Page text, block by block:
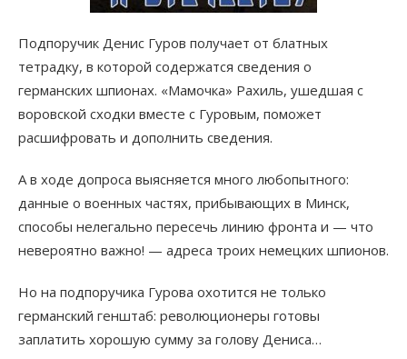
Подпоручик Денис Гуров получает от блатных
тетрадку, в которой содержатся сведения о
германских шпионах. «Мамочка» Рахиль, ушедшая с
воровской сходки вместе с Гуровым, поможет
расшифровать и дополнить сведения.
А в ходе допроса выясняется много любопытного:
данные о военных частях, прибывающих в Минск,
способы нелегально пересечь линию фронта и — что
невероятно важно! — адреса троих немецких шпионов.
Но на подпоручика Гурова охотится не только
германский генштаб: революционеры готовы
заплатить хорошую сумму за голову Дениса…